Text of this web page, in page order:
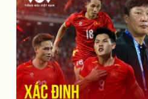
Thể thao
Bóng đá